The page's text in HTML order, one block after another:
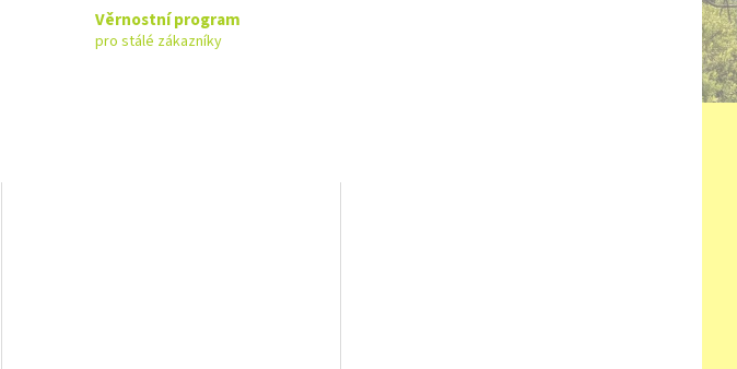
Věrnostní program
pro stálé zákazníky